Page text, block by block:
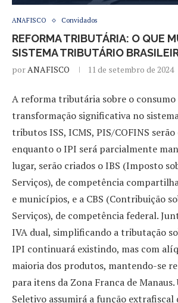
ANAFISCO Convidados
REFORMA TRIBUTÁRIA: O QUE
SISTEMA TRIBUTÁRIO
porANAFISCO 11 de setembro de 2024
A reforma tributária sobre o
transformação significativa no
tributos ISS, ICMS, PIS/COFINS
enquanto o IPI será parcialmente
lugar, serão criados o IBS (Imposto
Serviços), de competência
e municípios, e a CBS (Contribuição
Serviços), de competência federal.
IVA dual, simplificando a tributação
IPI continuará existindo, mas com
maioria dos produtos, mantendo-se
para itens da Zona Franca de
Seletivo assumirá a função